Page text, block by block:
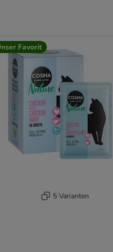
Favorit
5 Varianten